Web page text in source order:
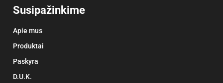
Susipažinkime
Apie mus
Produktai
Paskyra
D.U.K.